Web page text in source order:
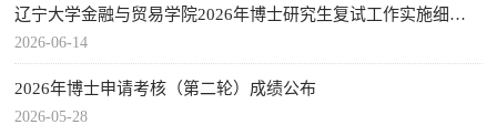
辽宁大学金融与贸易学院2026年博士研究生复试工作实施细则（第二批）
2026-06-14
2026年博士申请考核（第二轮）成绩公布
2026-05-28